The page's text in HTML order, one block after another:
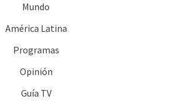
Mundo
América Latina
Programas
Opinión
Guía TV